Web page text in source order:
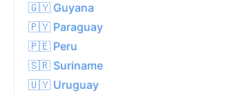
🇬🇾 Guyana
🇵🇾 Paraguay
🇵🇪 Peru
🇸🇷 Suriname
🇺🇾 Uruguay